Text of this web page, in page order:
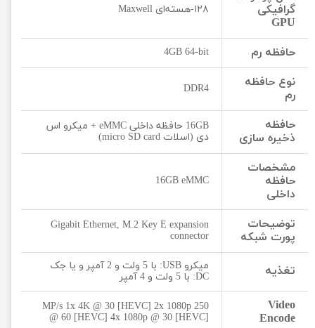
گرافیکی
GPU
۱۲۸-هسته‌ای Maxwell
حافظه رم 4GB 64-bit
نوع حافظه
رم
DDR4
حافظه
ذخیره سازی
16GB حافظه داخلی eMMC + میکرو اس
دی (اسلات micro SD card)
مشخصات
حافظه
داخلی
16GB eMMC
توضیحات
پورت شبکه
Gigabit Ethernet, M.2 Key E expansion
connector
تغذیه
میکرو USB: با 5 ولت و 2 آمپر و یا جک
DC: با 5 ولت و 4 آمپر
Video
Encode
250 MP/s 1x 4K @ 30 [HEVC] 2x 1080p
@ 60 [HEVC] 4x 1080p @ 30 [HEVC]